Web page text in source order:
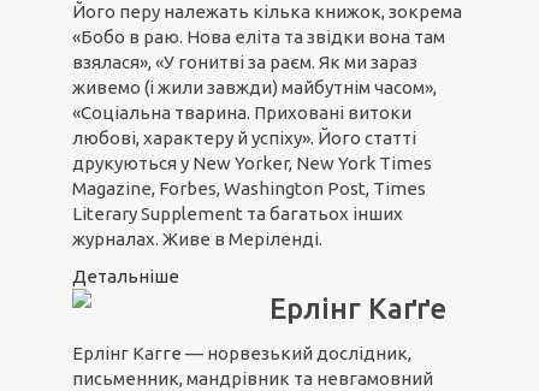
Його перу належать кілька книжок, зокрема
«Бобо в раю. Нова еліта та звідки вона там
взялася», «У гонитві за раєм. Як ми зараз
живемо (і жили завжди) майбутнім часом»,
«Соціальна тварина. Приховані витоки
любові, характеру й успіху». Його статті
друкуються у New Yorker, New York Times
Magazine, Forbes, Washington Post, Times
Literary Supplement та багатьох інших
журналах. Живе в Меріленді.
Детальніше
Ерлінг Каґґе
Ерлінг Кагге — норвезький дослідник,
письменник, мандрівник та невгамовний